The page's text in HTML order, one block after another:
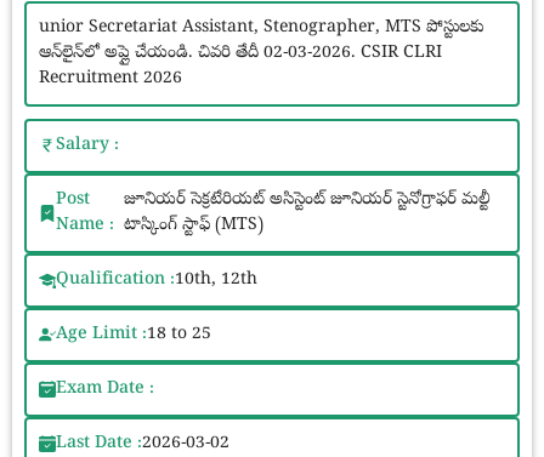
unior Secretariat Assistant, Stenographer, MTS పోస్టులకు
ఆన్‌లైన్‌లో అప్లై చేయండి. చివరి తేదీ 02-03-2026. CSIR CLRI
Recruitment 2026
Salary :
Post
Name :
జూనియర్ సెక్రటేరియట్ అసిస్టెంట్ జూనియర్ స్టెనోగ్రాఫర్ మల్టీ
టాస్కింగ్ స్టాఫ్ (MTS)
Qualification :10th, 12th
Age Limit :18 to 25
Exam Date :
Last Date :2026-03-02